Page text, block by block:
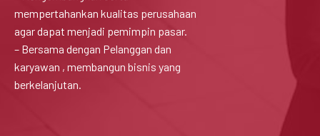
mempertahankan kualitas perusahaan
agar dapat menjadi pemimpin pasar.
– Bersama dengan Pelanggan dan
karyawan , membangun bisnis yang
berkelanjutan.